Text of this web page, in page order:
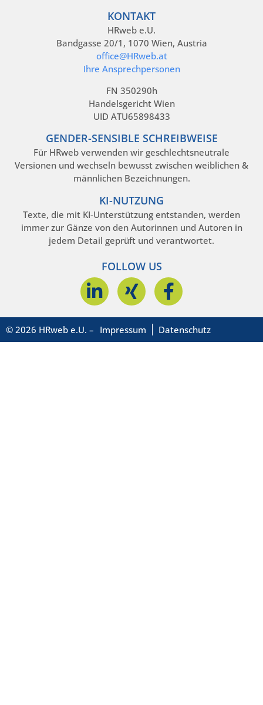
KONTAKT
HRweb e.U.
Bandgasse 20/1, 1070 Wien, Austria
office@HRweb.at
Ihre Ansprechpersonen
FN 350290h
Handelsgericht Wien
UID ATU65898433
GENDER-SENSIBLE SCHREIBWEISE
Für HRweb verwenden wir geschlechtsneutrale
Versionen und wechseln bewusst zwischen weiblichen &
männlichen Bezeichnungen.
KI-NUTZUNG
Texte, die mit KI-Unterstützung entstanden, werden
immer zur Gänze von den Autorinnen und Autoren in
jedem Detail geprüft und verantwortet.
FOLLOW US
© 2026 HRweb e.U. – Impressum Datenschutz